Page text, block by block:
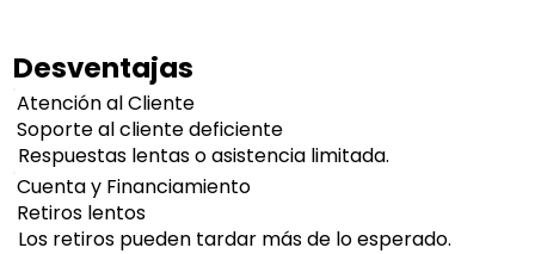
Desventajas
Atención al Cliente
Soporte al cliente deficiente
Respuestas lentas o asistencia limitada.
Cuenta y Financiamiento
Retiros lentos
Los retiros pueden tardar más de lo esperado.